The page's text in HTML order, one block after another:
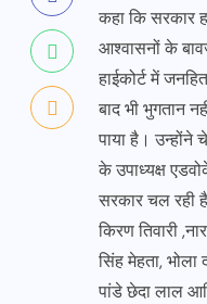
कहा कि सरकार
आश्वासनों के
हाईकोर्ट में
बाद भी भुगतान
पाया है। उन्होंने
के उपाध्यक्ष
सरकार चल रही
किरण तिवारी
सिंह मेहता, भोला
पांडे छेदा लाल